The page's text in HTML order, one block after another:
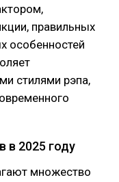
правильных
особенностей
стилями рэпа,
в 2025 году
множество